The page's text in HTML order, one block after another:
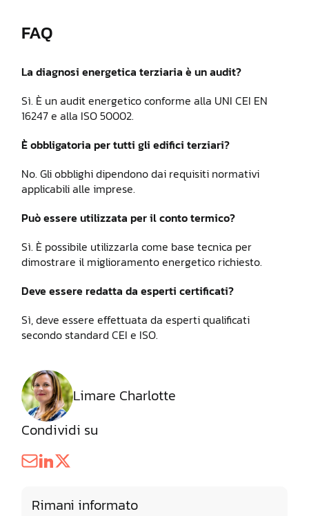
FAQ
La diagnosi energetica terziaria è un audit?
Sì. È un audit energetico conforme alla UNI CEI EN
16247 e alla ISO 50002.
È obbligatoria per tutti gli edifici terziari?
No. Gli obblighi dipendono dai requisiti normativi
applicabili alle imprese.
Può essere utilizzata per il conto termico?
Sì. È possibile utilizzarla come base tecnica per
dimostrare il miglioramento energetico richiesto.
Deve essere redatta da esperti certificati?
Sì, deve essere effettuata da esperti qualificati
secondo standard CEI e ISO.
Limare Charlotte
Condividi su
Rimani informato